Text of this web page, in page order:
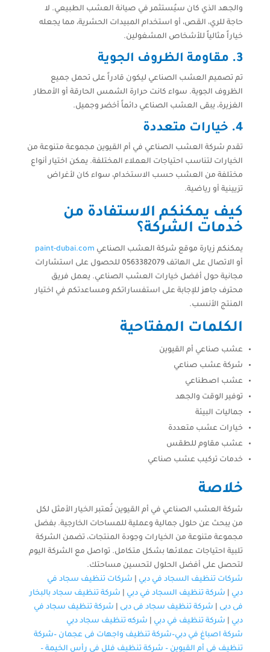
والجهد الذي كان سيُستثمر في صيانة العشب الطبيعي. لا
حاجة للري، القص، أو استخدام المبيدات الحشرية، مما يجعله
خياراً مثالياً للأشخاص المشغولين.
3. مقاومة الظروف الجوية
تم تصميم العشب الصناعي ليكون قادراً على تحمل جميع
الظروف الجوية. سواء كانت حرارة الشمس الحارقة أو الأمطار
الغزيرة، يبقى العشب الصناعي دائماً أخضر وجميل.
4. خيارات متعددة
تقدم شركة العشب الصناعي في أم القيوين مجموعة متنوعة من
الخيارات لتناسب احتياجات العملاء المختلفة. يمكن اختيار أنواع
مختلفة من العشب حسب الاستخدام، سواء كان لأغراض
تزيينية أو رياضية.
كيف يمكنكم الاستفادة من
خدمات الشركة؟
يمكنكم زيارة موقع شركة العشب الصناعي paint-dubai.com
أو الاتصال على الهاتف 0563382079 للحصول على استشارات
مجانية حول أفضل خيارات العشب الصناعي. يعمل فريق
محترف جاهز للإجابة على استفساراتكم ومساعدتكم في اختيار
المنتج الأنسب.
الكلمات المفتاحية
عشب صناعي أم القيوين
شركة عشب صناعي
عشب اصطناعي
توفير الوقت والجهد
جماليات البيئة
خيارات عشب متعددة
عشب مقاوم للطقس
خدمات تركيب عشب صناعي
خلاصة
شركة العشب الصناعي في أم القيوين تُعتبر الخيار الأمثل لكل
من يبحث عن حلول جمالية وعملية للمساحات الخارجية. بفضل
مجموعة متنوعة من الخيارات وجودة المنتجات، تضمن الشركة
تلبية احتياجات عملائها بشكل متكامل. تواصل مع الشركة اليوم
لتحصل على أفضل الحلول لتحسين مساحتك.
شركات تنظيف السجاد في دبي
شركات تنظيف سجاد في
دبي
شركة تنظيف السجاد في دبي
شركة تنظيف سجاد بالبخار
فى دبى
شركة تنظيف سجاد فى دبى
شركة تنظيف سجاد في
دبي
شركة تنظيف في دبي
شركه تنظيف سجاد دبي
شركة اصباغ في دبي–شركة تنظيف واجهات فى عجمان –شركة
تنظيف في أم القيوين – شركة تنظيف فلل في رأس الخيمة–